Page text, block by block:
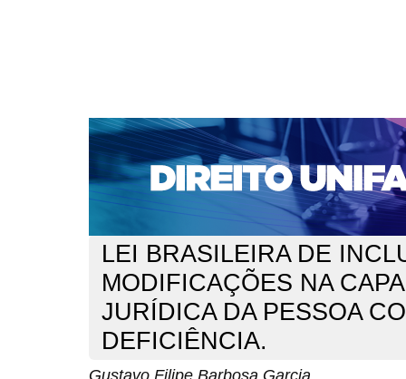
CAPA SOBRE ACESSO CADASTRO
NOTÍCIAS
EDIÇÕES DE Nº 1 A 100 WEBMAIL
Capa>n. 183 (2015) > Barbosa Garcia
LEI BRASILEIRA DE
MODIFICAÇÕES NA
JURÍDICA DA PESSOA
DEFICIÊNCIA.
Gustavo Filipe Barbosa Garcia